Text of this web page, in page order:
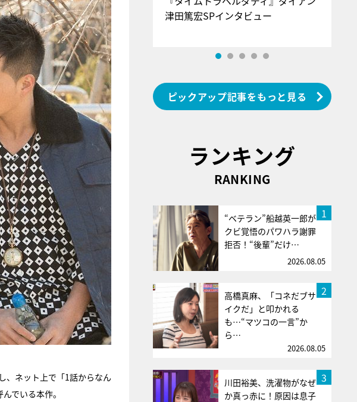
、ネット上で「1話からなん
でいる本作。
樹愛羅＆佐々木舞香SPインタ
ー
津田篤宏SPインタビュー
ピックアップ記事をもっと見る
ランキング
RANKING
1
“ベテラン”船越英一郎が
クビ覚悟のパワハラ謝罪
拒否！“後輩”だけ…
2026.08.05
2
高橋真麻、「コネだブサ
イクだ」と叩かれる
も…“マツコの一言”か
ら…
2026.08.05
3
川田裕美、洗濯物がなぜ
か真っ赤に！原因は息子